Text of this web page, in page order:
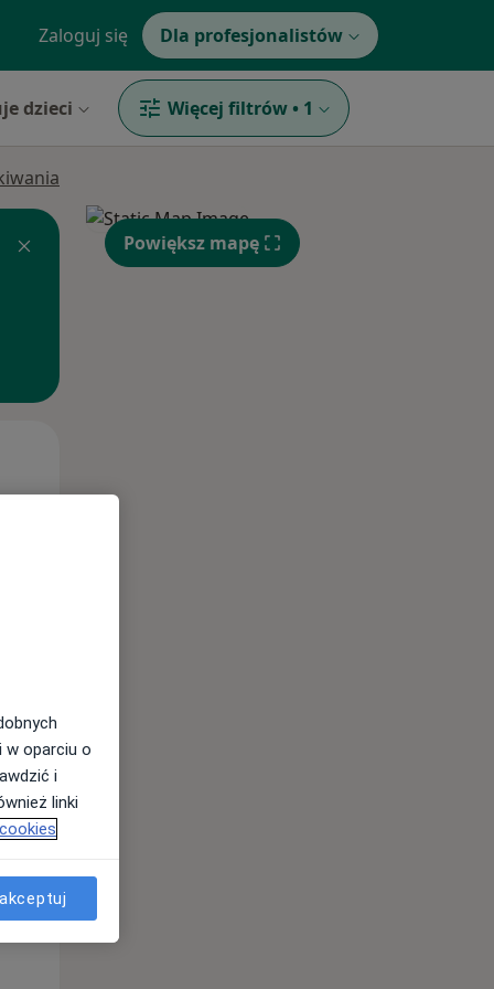
Zaloguj się Dla profesjonalistów
dzieci Więcej filtrów • 1
Wt,
11 Sie
Powiększ mapę
w oparciu o
i
linki